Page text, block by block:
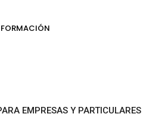
EMPRESAS Y PARTICULARES